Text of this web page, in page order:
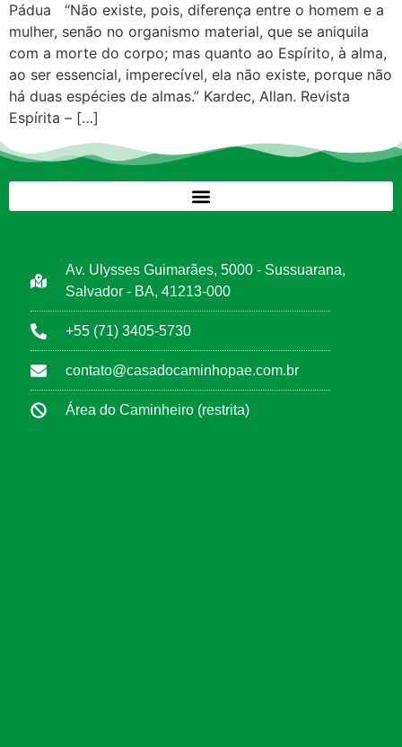
Pádua “Não existe, pois, diferença entre o homem e a
mulher, senão no organismo material, que se aniquila
com a morte do corpo; mas quanto ao Espírito, à alma,
ao ser essencial, imperecível, ela não existe, porque não
há duas espécies de almas.” Kardec, Allan. Revista
Espírita – […]
Av. Ulysses Guimarães, 5000 - Sussuarana,
Salvador - BA, 41213-000
+55 (71) 3405-5730
contato@casadocaminhopae.com.br
Área do Caminheiro (restrita)